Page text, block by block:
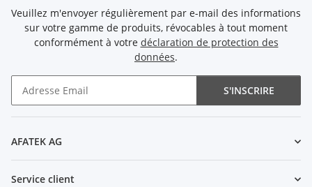
Veuillez m'envoyer régulièrement par e-mail des informations
sur votre gamme de produits, révocables à tout moment
conformément à votre déclaration de protection des
données.
S'INSCRIRE
AFATEK AG
Service client